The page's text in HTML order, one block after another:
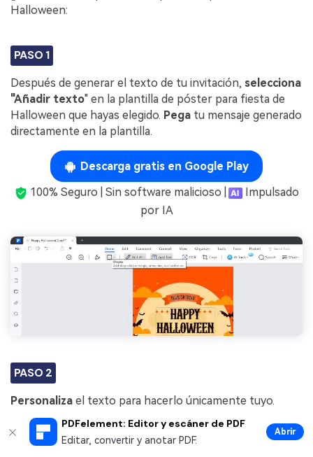
PDFelement: Editor y escáner de PDF
Editar, convertir y anotar PDF.
Abrir
Halloween:
PASO 1
Después de generar el texto de tu invitación, selecciona
"Añadir texto" en la plantilla de póster para fiesta de
Halloween que hayas elegido. Pega tu mensaje generado
directamente en la plantilla.
Descarga gratis en Google Play
100% Seguro | Sin software malicioso |
Impulsado
por IA
PASO 2
Personaliza el texto para hacerlo únicamente tuyo.
Juegacon los colores de las fuentes para que encajen
con tu temática de Halloween: opta por espeluznantes
negros y naranjas, o sé creativo con otros tonos